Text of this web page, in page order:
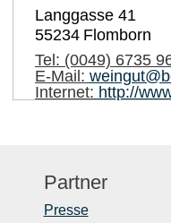
Langgasse 41
55234 Flomborn
Tel: (0049) 6735
E-Mail:
Internet: http://
Partner
Presse